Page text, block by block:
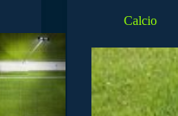
Calcio